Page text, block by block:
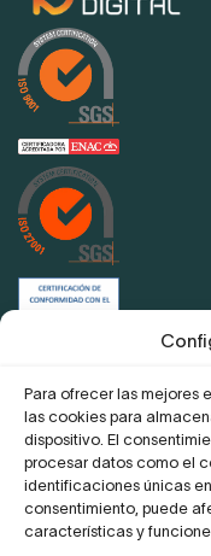
Para ofrecer las mejores
las cookies para
dispositivo. El
procesar datos como el
identificaciones únicas
consentimiento, puede
características y
Proyecto Digitaliza